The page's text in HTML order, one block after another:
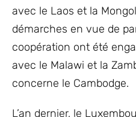
avec le Laos et la
démarches en vue de
coopération ont été
avec le Malawi et la
concerne le Cambodge.
L’an dernier, le